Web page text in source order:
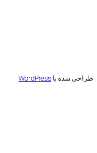
طراحی شده با WordPress